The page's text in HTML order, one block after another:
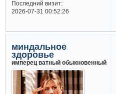
Последний визит:
2026-07-31 00:52:26
миндальное
здоровье
имперец ватный обыкновенный